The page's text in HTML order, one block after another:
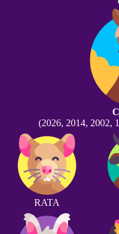
(2026, 2014, 2002,
RATA